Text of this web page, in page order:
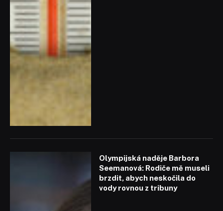
Olympijská naděje Barbora
Seemanová: Rodiče mě museli
brzdit, abych neskočila do
vody rovnou z tribuny